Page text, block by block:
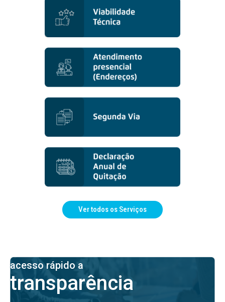
Ver todos os Serviços
acesso rápido a
transparência